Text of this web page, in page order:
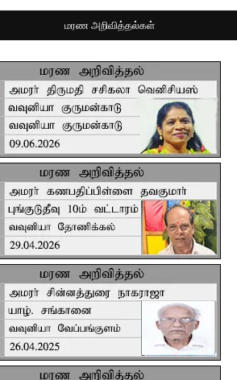
மரண அறிவித்தல்கள்